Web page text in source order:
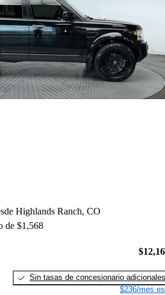
Highlands Ranch, CO
de $1,568
Sin tasas de concesionario adicionales
$236/mes